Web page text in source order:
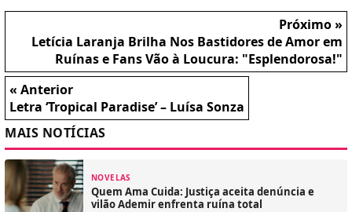
Próximo »
Letícia Laranja Brilha Nos Bastidores de Amor em
Ruínas e Fans Vão à Loucura: "Esplendorosa!"
« Anterior
Letra ‘Tropical Paradise’ – Luísa Sonza
MAIS NOTÍCIAS
NOVELAS
Quem Ama Cuida: Justiça aceita denúncia e
vilão Ademir enfrenta ruína total